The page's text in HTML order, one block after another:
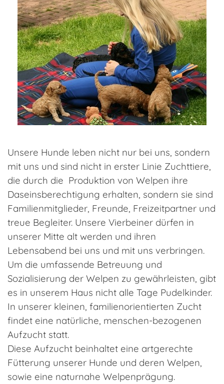
Unsere Hunde leben nicht nur bei uns, sondern
mit uns und sind nicht in erster Linie Zuchttiere,
die durch die Produktion von Welpen ihre
Daseinsberechtigung erhalten, sondern sie sind
Familienmitglieder, Freunde, Freizeitpartner und
treue Begleiter. Unsere Vierbeiner dürfen in
unserer Mitte alt werden und ihren
Lebensabend bei uns und mit uns verbringen.
Um die umfassende Betreuung und
Sozialisierung der Welpen zu gewährleisten, gibt
es in unserem Haus nicht alle Tage Pudelkinder.
In unserer kleinen, familienorientierten Zucht
findet eine natürliche, menschen-bezogenen
Aufzucht statt.
Diese Aufzucht beinhaltet eine artgerechte
Fütterung unserer Hunde und deren Welpen,
sowie eine naturnahe Welpenprägung.